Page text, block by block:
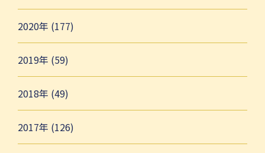
2020年 (177)
2019年 (59)
2018年 (49)
2017年 (126)